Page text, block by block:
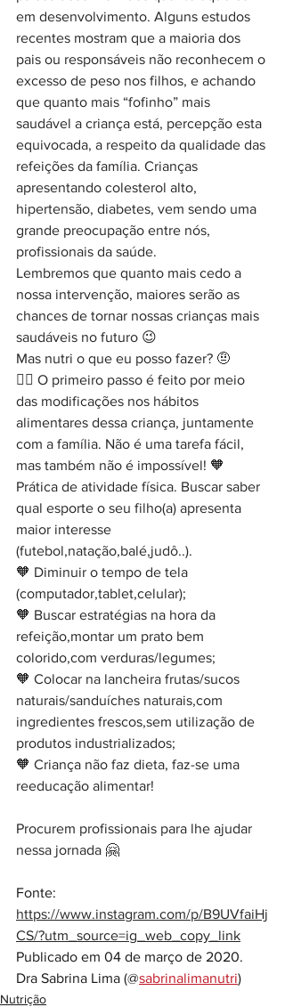
em desenvolvimento. Alguns estudos
recentes mostram que a maioria dos
pais ou responsáveis não reconhecem o
excesso de peso nos filhos, e achando
que quanto mais “fofinho” mais
saudável a criança está, percepção esta
equivocada, a respeito da qualidade das
refeições da família. Crianças
apresentando colesterol alto,
hipertensão, diabetes, vem sendo uma
grande preocupação entre nós,
profissionais da saúde.
Lembremos que quanto mais cedo a
nossa intervenção, maiores serão as
chances de tornar nossas crianças mais
saudáveis no futuro 😉
Mas nutri o que eu posso fazer? 🤨
👉🏼 O primeiro passo é feito por meio
das modificações nos hábitos
alimentares dessa criança, juntamente
com a família. Não é uma tarefa fácil,
mas também não é impossível! 🧡
Prática de atividade física. Buscar saber
qual esporte o seu filho(a) apresenta
maior interesse
(futebol,natação,balé,judô..).
🧡 Diminuir o tempo de tela
(computador,tablet,celular);
🧡 Buscar estratégias na hora da
refeição,montar um prato bem
colorido,com verduras/legumes;
🧡 Colocar na lancheira frutas/sucos
naturais/sanduíches naturais,com
ingredientes frescos,sem utilização de
produtos industrializados;
🧡 Criança não faz dieta, faz-se uma
reeducação alimentar!
Procurem profissionais para lhe ajudar
nessa jornada 🤗
Fonte:
https://www.instagram.com/p/B9UVfaiHj
CS/?utm_source=ig_web_copy_link
Publicado em 04 de março de 2020.
Dra Sabrina Lima (@sabrinalimanutri)
Nutrição